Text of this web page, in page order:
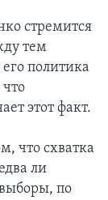
стремится
тем
политика
этот факт.
что схватка
ли
по